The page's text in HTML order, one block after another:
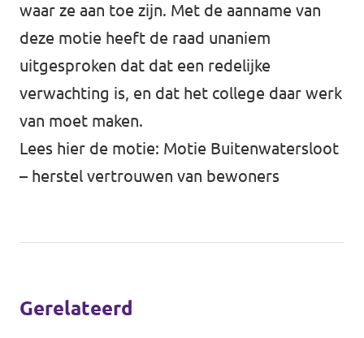
waar ze aan toe zijn. Met de aanname van
deze motie heeft de raad unaniem
uitgesproken dat dat een redelijke
verwachting is, en dat het college daar werk
van moet maken.
Lees hier de motie: Motie Buitenwatersloot
– herstel vertrouwen van bewoners
Gerelateerd